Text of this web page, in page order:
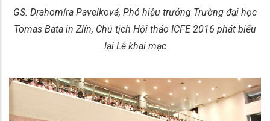
GS. Drahomíra Pavelková, Phó hiệu trưởng Trường đại học
Tomas Bata in Zlín, Chủ tịch Hội thảo ICFE 2016 phát biểu
lại Lễ khai mạc